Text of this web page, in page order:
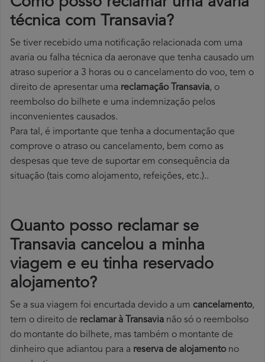
técnica com Transavia?
Se tiver recebido uma notificação relacionada com uma
avaria ou falha técnica da aeronave que tenha causado um
atraso superior a 3 horas ou o cancelamento do voo, tem o
direito de apresentar uma reclamação Transavia, o
reembolso do bilhete e uma indemnização pelos
inconvenientes causados.
Para tal, é importante que tenha a documentação que
comprove o atraso ou cancelamento, bem como as
despesas que teve de suportar em consequência da
situação (tais como alojamento, refeições, etc.)..
Quanto posso reclamar se
Transavia cancelou a minha
viagem e eu tinha reservado
alojamento?
Se a sua viagem foi encurtada devido a um cancelamento,
tem o direito de reclamar à Transavia não só o reembolso
do montante do bilhete, mas também o montante de
dinheiro que adiantou para a reserva de alojamentono